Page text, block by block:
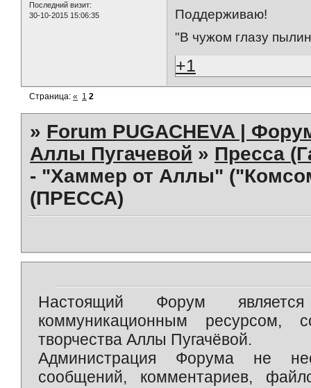
Последний визит:
30-10-2015 15:06:35
Поддерживаю!
"В чужом глазу
+1
Страница:« 1 2
» Forum PUGACHEVA |
Аллы Пугачевой » Пресса
- "Хаммер от Аллы"
(ПРЕССА)
Настоящий Форум является
коммуникационным ресурсом,
творчества Аллы Пугачёвой.
Администрация Форума не
сообщений, комментариев,